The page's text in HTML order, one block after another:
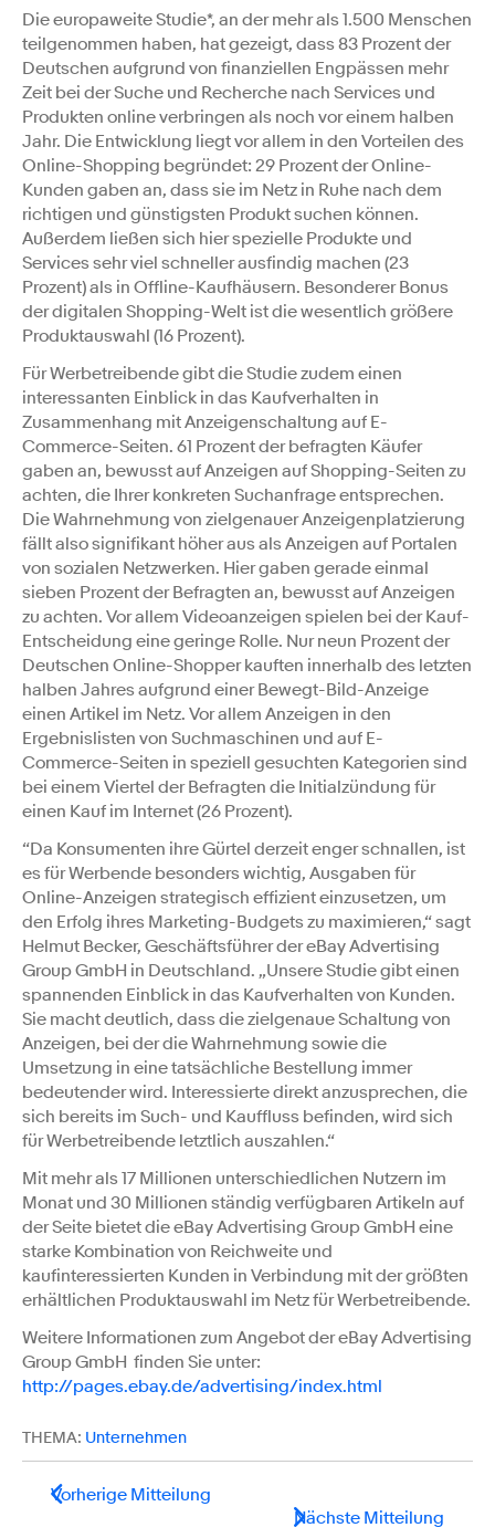
Die europaweite Studie*, an der mehr als 1.500 Menschen
teilgenommen haben, hat gezeigt, dass 83 Prozent der
Deutschen aufgrund von finanziellen Engpässen mehr
Zeit bei der Suche und Recherche nach Services und
Produkten online verbringen als noch vor einem halben
Jahr. Die Entwicklung liegt vor allem in den Vorteilen des
Online-Shopping begründet: 29 Prozent der Online-
Kunden gaben an, dass sie im Netz in Ruhe nach dem
richtigen und günstigsten Produkt suchen können.
Außerdem ließen sich hier spezielle Produkte und
Services sehr viel schneller ausfindig machen (23
Prozent) als in Offline-Kaufhäusern. Besonderer Bonus
der digitalen Shopping-Welt ist die wesentlich größere
Produktauswahl (16 Prozent).
Für Werbetreibende gibt die Studie zudem einen
interessanten Einblick in das Kaufverhalten in
Zusammenhang mit Anzeigenschaltung auf E-
Commerce-Seiten. 61 Prozent der befragten Käufer
gaben an, bewusst auf Anzeigen auf Shopping-Seiten zu
achten, die Ihrer konkreten Suchanfrage entsprechen.
Die Wahrnehmung von zielgenauer Anzeigenplatzierung
fällt also signifikant höher aus als Anzeigen auf Portalen
von sozialen Netzwerken. Hier gaben gerade einmal
sieben Prozent der Befragten an, bewusst auf Anzeigen
zu achten. Vor allem Videoanzeigen spielen bei der Kauf-
Entscheidung eine geringe Rolle. Nur neun Prozent der
Deutschen Online-Shopper kauften innerhalb des letzten
halben Jahres aufgrund einer Bewegt-Bild-Anzeige
einen Artikel im Netz. Vor allem Anzeigen in den
Ergebnislisten von Suchmaschinen und auf E-
Commerce-Seiten in speziell gesuchten Kategorien sind
bei einem Viertel der Befragten die Initialzündung für
einen Kauf im Internet (26 Prozent).
“Da Konsumenten ihre Gürtel derzeit enger schnallen, ist
es für Werbende besonders wichtig, Ausgaben für
Online-Anzeigen strategisch effizient einzusetzen, um
den Erfolg ihres Marketing-Budgets zu maximieren,“ sagt
Helmut Becker, Geschäftsführer der eBay Advertising
Group GmbH in Deutschland. „Unsere Studie gibt einen
spannenden Einblick in das Kaufverhalten von Kunden.
Sie macht deutlich, dass die zielgenaue Schaltung von
Anzeigen, bei der die Wahrnehmung sowie die
Umsetzung in eine tatsächliche Bestellung immer
bedeutender wird. Interessierte direkt anzusprechen, die
sich bereits im Such- und Kauffluss befinden, wird sich
für Werbetreibende letztlich auszahlen.“
Mit mehr als 17 Millionen unterschiedlichen Nutzern im
Monat und 30 Millionen ständig verfügbaren Artikeln auf
der Seite bietet die eBay Advertising Group GmbH eine
starke Kombination von Reichweite und
kaufinteressierten Kunden in Verbindung mit der größten
erhältlichen Produktauswahl im Netz für Werbetreibende.
Weitere Informationen zum Angebot der eBay Advertising
Group GmbH finden Sie unter:
http://pages.ebay.de/advertising/index.html
THEMA: Unternehmen
Vorherige Mitteilung
Nächste Mitteilung